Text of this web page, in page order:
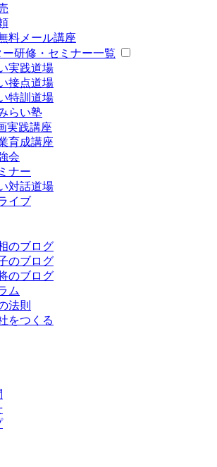
料メール講座
研修・セミナー一覧
実践道場
接点道場
特訓道場
らい塾
実践講座
育成講座
会
ナー
対話道場
イブ
のブログ
のブログ
のブログ
ム
法則
をつくる